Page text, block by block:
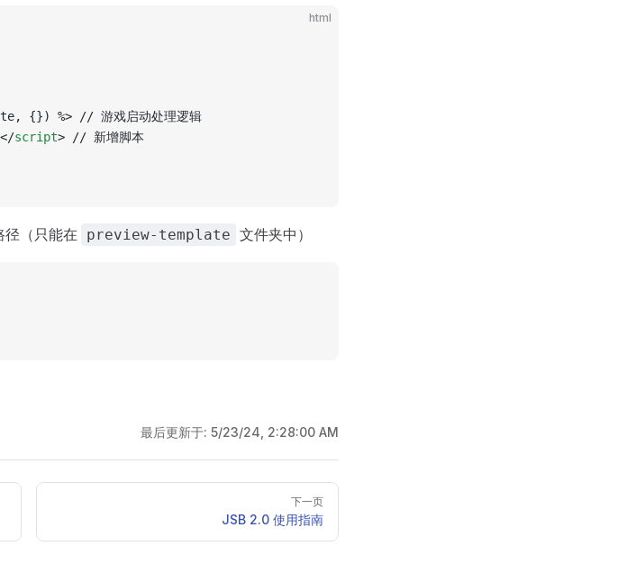
html
{}) %> // 游戏启动处理逻辑
script> // 新增脚本
径（只能在 preview-template 文件夹中）
最后更新于: 5/23/24, 2:28:00 AM
下一页
JSB 2.0 使用指南